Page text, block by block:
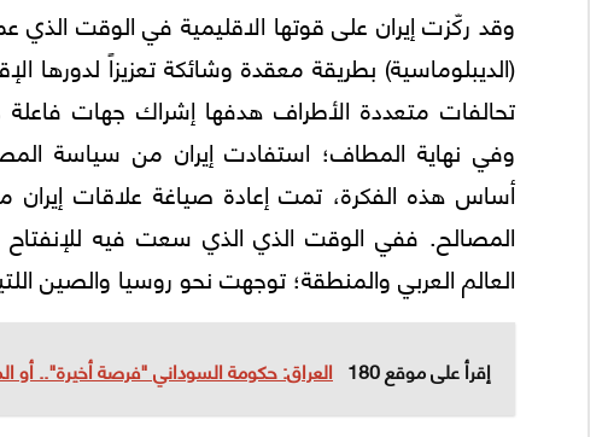
وقد ركّزت إيران علی قوتها الاقليمية في الوقت الذي
(الديبلوماسية) بطريقة معقدة وشائكة تعزيزاً لدورها
تحالفات متعددة الأطراف هدفها إشراك جهات فاعلة
وفي نهاية المطاف؛ استفادت إيران من سياسة
أساس هذه الفكرة، تمت إعادة صياغة علاقات إيران
المصالح. ففي الوقت الذي الذي سعت فيه للإنفتاح
العالم العربي والمنطقة؛ توجهت نحو روسيا والصين
إقرأ على موقع 180 العراق: حكومة السوداني "فرصة أخيرة".. أو